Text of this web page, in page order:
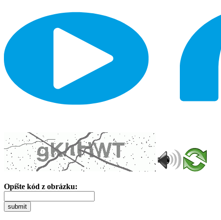
Opíšte kód z obrázku:
submit